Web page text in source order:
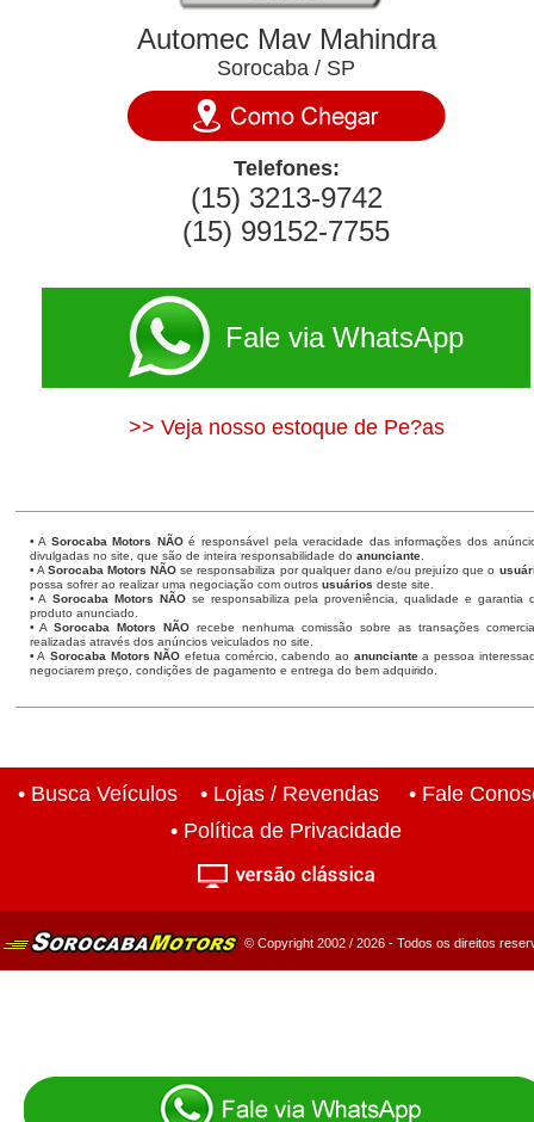
Automec Mav Mahindra
Sorocaba / SP
Telefones:
(15) 3213-9742
(15) 99152-7755
Fale via WhatsApp
>> Veja nosso estoque de Pe?as
• A Sorocaba Motors NÃOé responsável pela veracidade das informações dos
divulgadas no site, que são de inteira responsabilidade do anunciante.
• A Sorocaba Motors NÃO se responsabiliza por qualquer dano e/ou prejuízo que o
possa sofrer ao realizar uma negociação com outros usuários deste site.
• A Sorocaba Motors NÃOse responsabiliza pela proveniência, qualidade e garantia
produto anunciado.
• ASorocaba Motors NÃO recebe nenhuma comissão sobre as transações
realizadas através dos anúncios veiculados no site.
• A Sorocaba Motors NÃO efetua comércio, cabendo ao anunciantea pessoa
negociarem preço, condições de pagamento e entrega do bem adquirido.